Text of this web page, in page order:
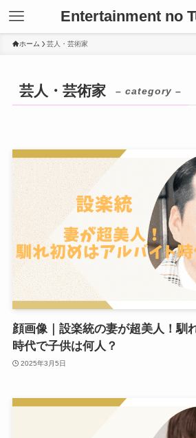
Entertainment no
ホーム 芸人・芸術家
芸人・芸術家 – category –
顔画像｜設楽統の妻が超美人！馴
時代で子供は何人？
2025年3月5日